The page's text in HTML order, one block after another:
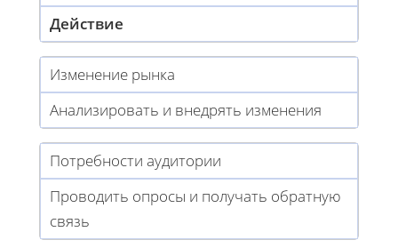
Действие
Изменение рынка
Анализировать и внедрять изменения
Потребности аудитории
Проводить опросы и получать обратную
связь